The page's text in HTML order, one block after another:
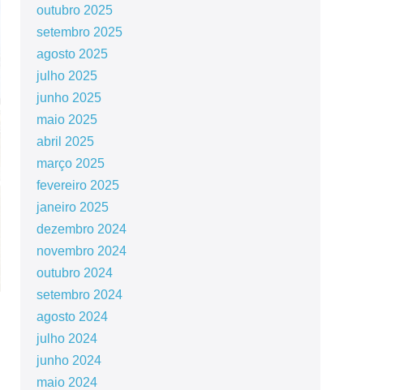
outubro 2025
setembro 2025
agosto 2025
julho 2025
junho 2025
maio 2025
abril 2025
março 2025
fevereiro 2025
janeiro 2025
dezembro 2024
novembro 2024
outubro 2024
setembro 2024
agosto 2024
julho 2024
junho 2024
maio 2024